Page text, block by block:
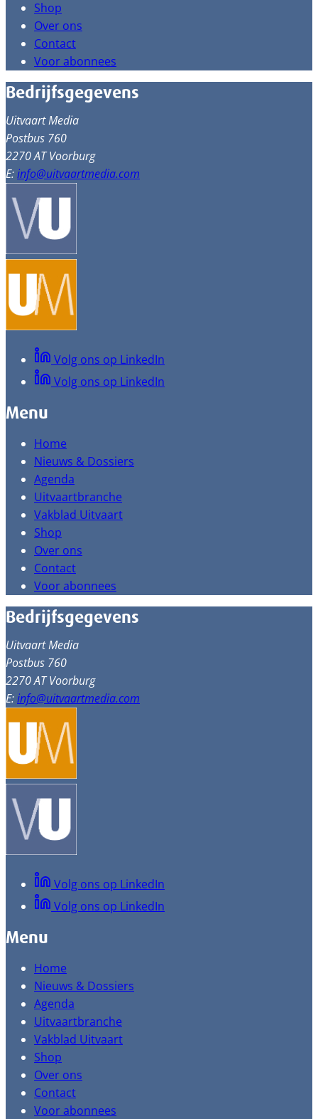
Shop
Over ons
Contact
Voor abonnees
Bedrijfsgegevens
Uitvaart Media
Postbus 760
2270 AT Voorburg
E:info@uitvaartmedia.com
Volg ons op LinkedIn
Volg ons op LinkedIn
Menu
Home
Nieuws & Dossiers
Agenda
Uitvaartbranche
Vakblad Uitvaart
Shop
Over ons
Contact
Voor abonnees
Bedrijfsgegevens
Uitvaart Media
Postbus 760
2270 AT Voorburg
E:info@uitvaartmedia.com
Volg ons op LinkedIn
Volg ons op LinkedIn
Menu
Home
Nieuws & Dossiers
Agenda
Uitvaartbranche
Vakblad Uitvaart
Shop
Over ons
Contact
Voor abonnees